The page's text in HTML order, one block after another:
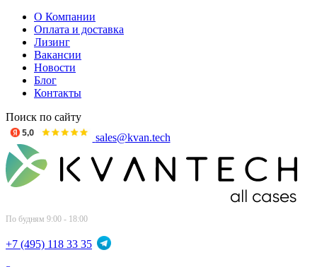
О Компании
Оплата и доставка
Лизинг
Вакансии
Новости
Блог
Контакты
Поиск по сайту
sales@kvan.tech
По будням 9:00 - 18:00
+7 (495) 118 33 35